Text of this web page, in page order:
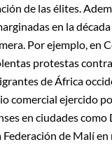
de las élites.
en la
Por ejemplo, en
protestas
de África
comercial ejercido
en ciudades
de Malí